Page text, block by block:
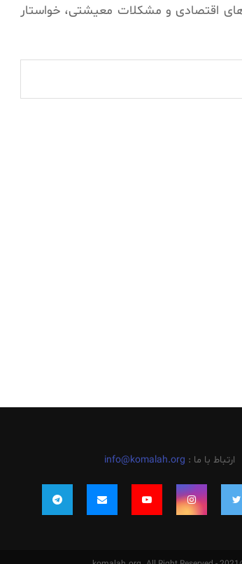
اقتصادی و مشکلات معیشتی، خواستار
ارتباط با ما : info@komalah.org